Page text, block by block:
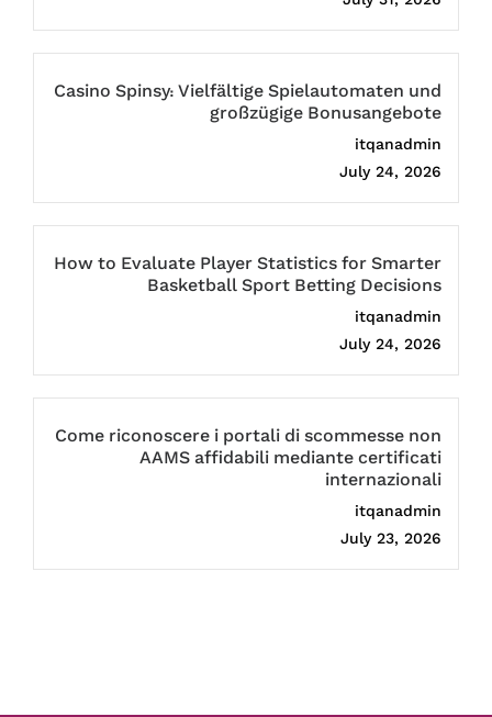
Casino Spinsy: Vielfältige Spielautomaten und
großzügige Bonusangebote
itqanadmin
July 24, 2026
How to Evaluate Player Statistics for Smarter
Basketball Sport Betting Decisions
itqanadmin
July 24, 2026
Come riconoscere i portali di scommesse non
AAMS affidabili mediante certificati
internazionali
itqanadmin
July 23, 2026